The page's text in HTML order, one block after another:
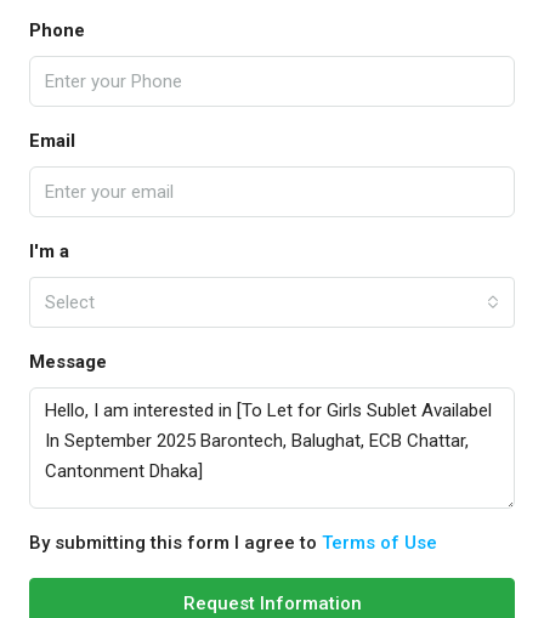
Phone
Email
I'm a
Select
Message
By submitting this form I agree to Terms of Use
Request Information